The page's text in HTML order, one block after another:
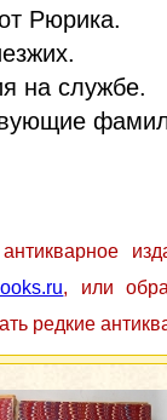
Рюрика.
на службе.
, или
редкие